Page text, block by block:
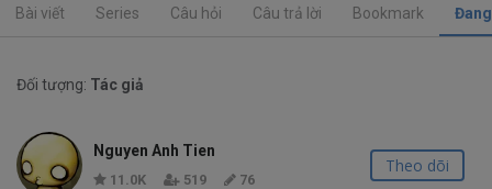
Bài viết Series Câu hỏi Câu trả lời Bookmark
Đối tượng: Tác giả
Nguyen Anh Tien
11.0K 519 76
Theo dõi